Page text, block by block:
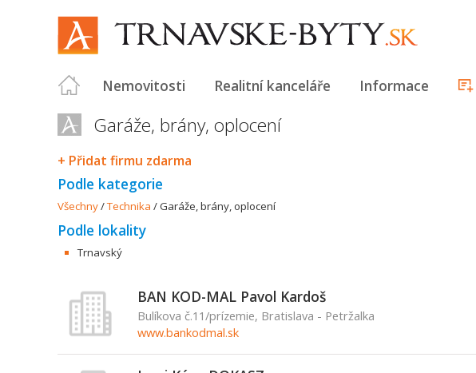
Nemovitosti Realitní kanceláře Informace
Garáže, brány, oplocení
+ Přidat firmu zdarma
Podle kategorie
Všechny/Technika /Garáže, brány, oplocení
Podle lokality
Trnavský
BAN KOD-MAL Pavol Kardoš
Bulíkova č.11/prízemie, Bratislava - Petržalka
www.bankodmal.sk